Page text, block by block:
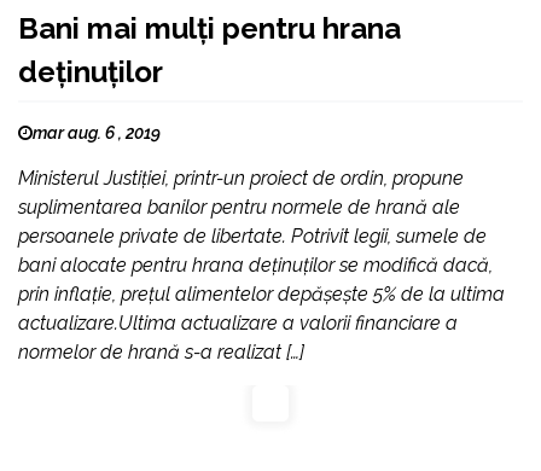
Bani mai mulţi pentru hrana
deţinuţilor
mar aug. 6 , 2019
Ministerul Justiției, printr-un proiect de ordin, propune
suplimentarea banilor pentru normele de hrană ale
persoanele private de libertate. Potrivit legii, sumele de
bani alocate pentru hrana deținuților se modifică dacă,
prin inflație, prețul alimentelor depășește 5% de la ultima
actualizare.Ultima actualizare a valorii financiare a
normelor de hrană s-a realizat […]